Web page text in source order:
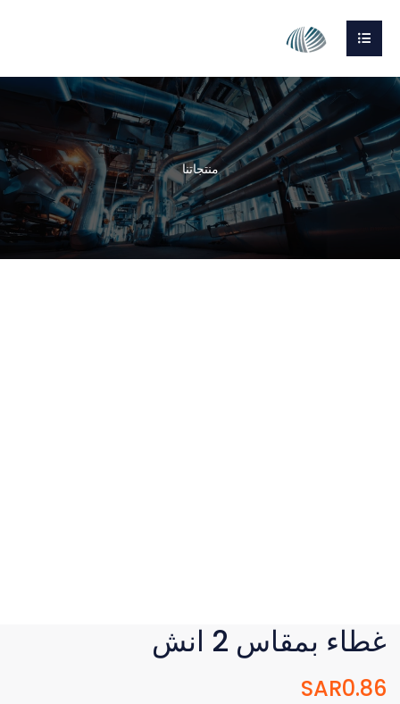
منتجاتنا
غطاء بمقاس 2 انش
SAR0.86